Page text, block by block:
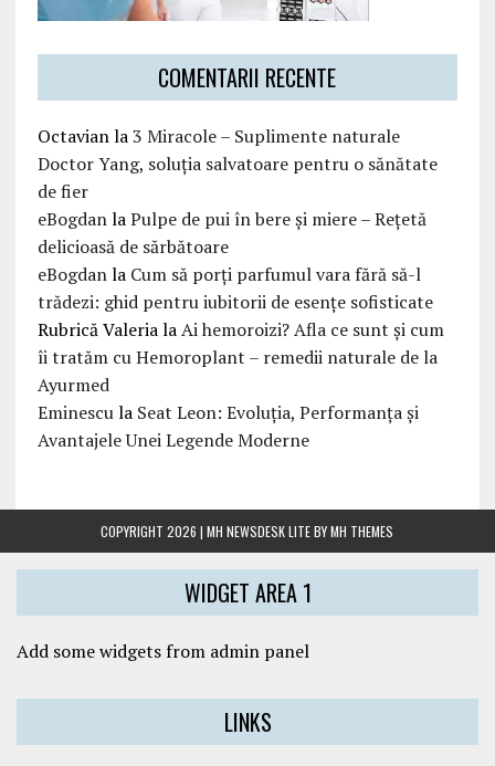
COMENTARII RECENTE
Octavianla3 Miracole – Suplimente naturale
Doctor Yang, soluția salvatoare pentru o sănătate
de fier
eBogdanlaPulpe de pui în bere și miere – Rețetă
delicioasă de sărbătoare
eBogdanla Cum să porți parfumul vara fără să-l
trădezi: ghid pentru iubitorii de esențe sofisticate
Rubrică ValerialaAi hemoroizi? Afla ce sunt și cum
îi tratăm cu Hemoroplant – remedii naturale de la
Ayurmed
Eminescula Seat Leon: Evoluția, Performanța și
Avantajele Unei Legende Moderne
COPYRIGHT 2026 | MH NEWSDESK LITE BYMH THEMES
WIDGET AREA 1
Add some widgets from admin panel
LINKS